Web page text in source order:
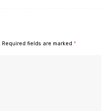
Required fields are marked *